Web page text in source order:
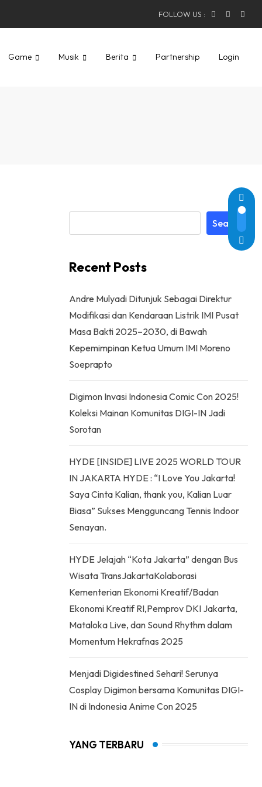
FOLLOW US :
Game Musik Berita Partnership Login
Search
Recent Posts
Andre Mulyadi Ditunjuk Sebagai Direktur
Modifikasi dan Kendaraan Listrik IMI Pusat
Masa Bakti 2025–2030, di Bawah
Kepemimpinan Ketua Umum IMI Moreno
Soeprapto
Digimon Invasi Indonesia Comic Con 2025!
Koleksi Mainan Komunitas DIGI-IN Jadi
Sorotan
HYDE [INSIDE] LIVE 2025 WORLD TOUR
IN JAKARTA HYDE : “I Love You Jakarta!
Saya Cinta Kalian, thank you, Kalian Luar
Biasa” Sukses Mengguncang Tennis Indoor
Senayan.
HYDE Jelajah “Kota Jakarta” dengan Bus
Wisata TransJakartaKolaborasi
Kementerian Ekonomi Kreatif/Badan
Ekonomi Kreatif RI,Pemprov DKI Jakarta,
Mataloka Live, dan Sound Rhythm dalam
Momentum Hekrafnas 2025
Menjadi Digidestined Sehari! Serunya
Cosplay Digimon bersama Komunitas DIGI-
IN di Indonesia Anime Con 2025
YANG TERBARU